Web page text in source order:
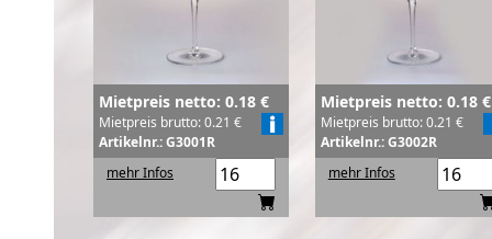
Mietpreis netto: 0.18 €
Mietpreis brutto: 0.21 €
Artikelnr.: G3001R
mehr Infos
Mietpreis netto: 0.18 €
Mietpreis brutto: 0.21 €
Artikelnr.: G3002R
mehr Infos